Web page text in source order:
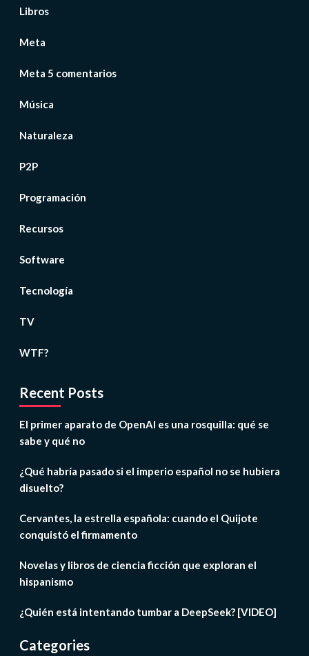
Libros
Meta
Meta 5 comentarios
Música
Naturaleza
P2P
Programación
Recursos
Software
Tecnología
TV
WTF?
Recent Posts
El primer aparato de OpenAI es una rosquilla: qué se
sabe y qué no
¿Qué habría pasado si el imperio español no se hubiera
disuelto?
Cervantes, la estrella española: cuando el Quijote
conquistó el firmamento
Novelas y libros de ciencia ficción que exploran el
hispanismo
¿Quién está intentando tumbar a DeepSeek? [VIDEO]
Categories